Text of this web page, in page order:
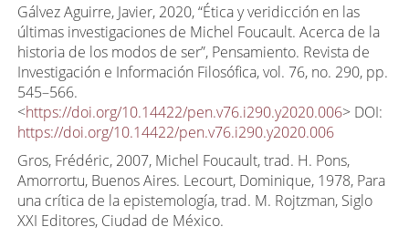
Gálvez Aguirre, Javier, 2020, “Ética y veridicción en las
últimas investigaciones de Michel Foucault. Acerca de la
historia de los modos de ser”, Pensamiento. Revista de
Investigación e Información Filosófica, vol. 76, no. 290, pp.
545–566.
<https://doi.org/10.14422/pen.v76.i290.y2020.006> DOI:
https://doi.org/10.14422/pen.v76.i290.y2020.006
Gros, Frédéric, 2007, Michel Foucault, trad. H. Pons,
Amorrortu, Buenos Aires. Lecourt, Dominique, 1978, Para
una crítica de la epistemología, trad. M. Rojtzman, Siglo
XXI Editores, Ciudad de México.